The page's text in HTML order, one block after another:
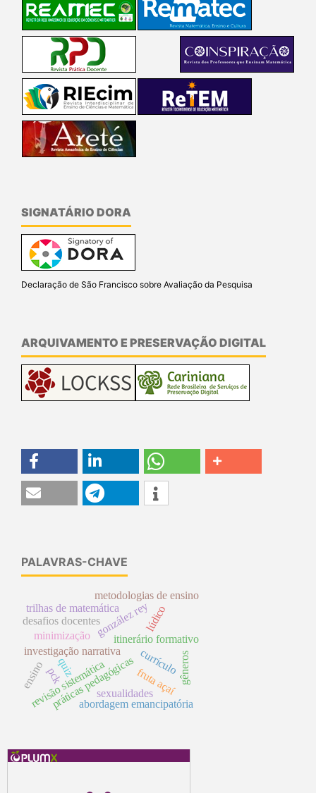
SIGNATÁRIO DORA
Declaração de São Francisco sobre Avaliação da Pesquisa
ARQUIVAMENTO E PRESERVAÇÃO DIGITAL
PALAVRAS-CHAVE
gonzález rey
desafios docentes
currículo
práticas pedagógicas
itinerário formativo
metodologias de ensino
abordagem emancipatória
investigação narrativa
fruta açaí
revisão sistemática
lúdico
trilhas de matemática
quiz gêneros
minimização
sexualidades
pck
ensino